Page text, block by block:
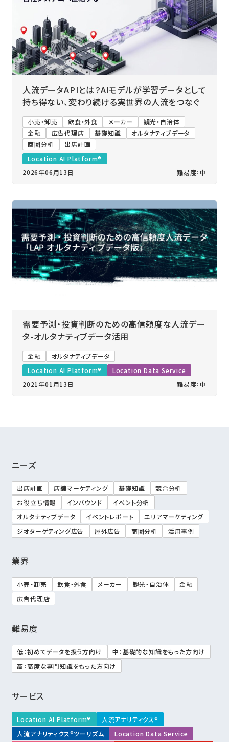
人流データAPIとは？AIモデルが学習データとして
持ち得ない、変わり続ける実世界の人流をつなぐ
小売・卸売 飲食・外食 メーカー
観光・自治体
金融
広告代理店 基礎知識
オルタナティブデータ
商圏分析
出店計画
Location AI Platform®
2026年06月13日
難易度：中
需要予測・投資判断のための高信頼度な人流デー
タ-オルタナティブデータ活用
金融
オルタナティブデータ
Location AI Platform®
Location Data Service
2021年01月13日
難易度：中
ニーズ
出店計画 店舗マーケティング 基礎知識
競合分析
お役立ち情報
インバウンド
イベント分析
オルタナティブデータ
イベントレポート
エリアマーケティング
ジオターゲティング広告
屋外広告 商圏分析 活用事例
業界
小売・卸売 飲食・外食 メーカー 観光・自治体
金融
広告代理店
難易度
低：初めてデータを扱う方向け
中：基礎的な知識をもった方向け
高：高度な専門知識をもった方向け
サービス
Location AI Platform®
人流アナリティクス®
人流アナリティクス®ツーリズム
Location Data Service